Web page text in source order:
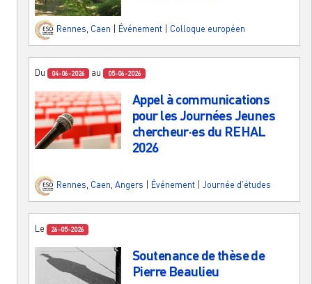
Rennes Caen Événement Colloque européen
Du 04-06-2026 au 05-06-2026
Appel à communications
pour les Journées Jeunes
chercheur·es du REHAL
2026
Rennes, Caen, Angers Événement Journée d'études
Le 26-05-2026
Soutenance de thèse de
Pierre Beaulieu